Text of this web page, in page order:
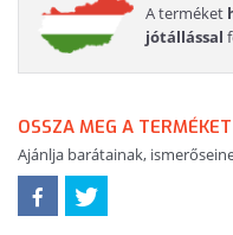
A terméket
jótállással
OSSZA MEG A TERMÉKET
Ajánlja barátainak,